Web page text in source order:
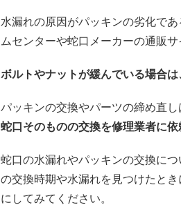
水漏れの原因がパッキンの劣化であ
ムセンターや蛇口メーカーの通販
ボルトやナットが緩んでいる場合
パッキンの交換やパーツの締め直
蛇口そのものの交換を修理業者に依
蛇口の水漏れやパッキンの交換に
の交換時期や水漏れを見つけたと
にしてみてください。